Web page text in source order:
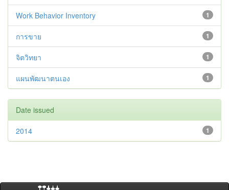
1
Work Behavior Inventory
1
การขาย
1
จิตวิทยา
1
แผนพัฒนาตนเอง
Date issued
1
2014